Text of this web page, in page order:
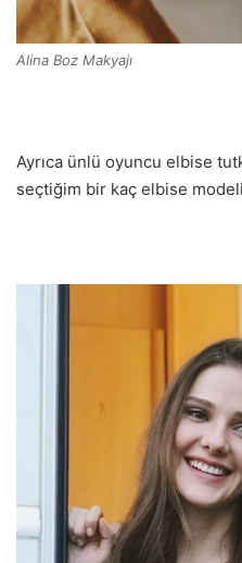
Alina Boz Makyajı
Ayrıca ünlü oyuncu elbise
seçtiğim bir kaç elbise